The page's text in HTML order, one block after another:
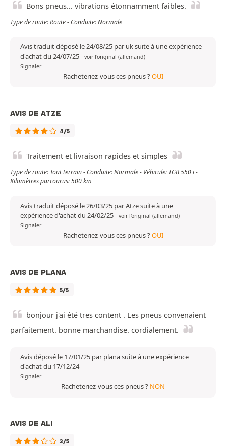
Bons pneus... vibrations étonnamment faibles.
Type de route: Route - Conduite: Normale
Avis traduit déposé le 24/08/25 par uk suite à une expérience
d'achat du 24/07/25- voir l'original (allemand)
Signaler
Racheteriez-vous ces pneus ?OUI
AVIS DE ATZE
4/5
Traitement et livraison rapides et simples
Type de route: Tout terrain - Conduite: Normale - Véhicule: TGB 550 i -
Kilomètres parcourus: 500 km
Avis traduit déposé le 26/03/25 par Atze suite à une
expérience d'achat du 24/02/25- voir l'original (allemand)
Signaler
Racheteriez-vous ces pneus ?OUI
AVIS DE PLANA
5/5
bonjour j'ai été tres content . Les pneus convenaient
parfaitement. bonne marchandise. cordialement.
Avis déposé le 17/01/25 par plana suite à une expérience
d'achat du 17/12/24
Signaler
Racheteriez-vous ces pneus ? NON
AVIS DE ALI
3/5